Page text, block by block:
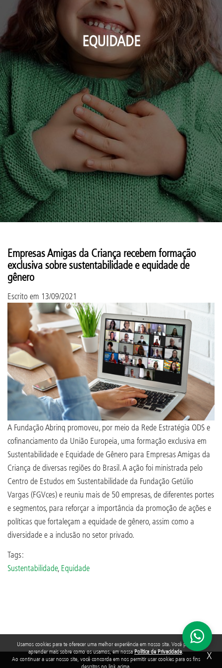
EQUIDADE
Usamos cookies para te oferecer uma melhor experiência em nosso site. Você pode
aprender mais sobre como os usamos, em nossaPolítica de Privacidade.
Ao continuar a usar nosso site, você concorda em nos permitir usar cookies para os fins
descritos no link acima.
X
Empresas Amigas da Criança recebem formação
exclusiva sobre sustentabilidade e equidade de
gênero
Escrito em 13/09/2021
A Fundação Abrinq promoveu, por meio da Rede Estratégia ODS e
cofinanciamento da União Europeia, uma formação exclusiva em
Sustentabilidade e Equidade de Gênero para Empresas Amigas da
Criança de diversas regiões do Brasil. A ação foi ministrada pelo
Centro de Estudos em Sustentabilidade da Fundação Getúlio
Vargas (FGVces) e reuniu mais de 50 empresas, de diferentes portes
e segmentos, para reforçar a importância da promoção de ações e
políticas que fortaleçam a equidade de gênero, assim como a
diversidade e a inclusão no setor privado.
Tags:
Sustentabilidade, Equidade